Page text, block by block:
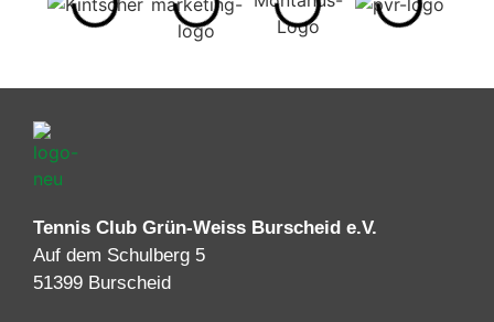
Tennis Club Grün-Weiss Burscheid e.V.
Auf dem Schulberg 5
51399 Burscheid